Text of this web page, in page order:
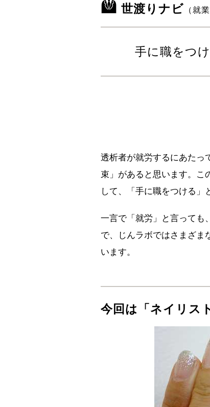
世渡りナビ （就
手に職をつ
透析者が就労するにあたっ
束」があると思います。こ
して、「手に職をつける」
一言で「就労」と言っても
で、じんラボではさまざま
います。
今回は「ネイリス